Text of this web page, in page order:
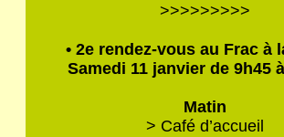
>>>>>>>>>
• 2e rendez-vous au Frac à
Samedi 11 janvier de 9h45
Matin
> Café d’accueil